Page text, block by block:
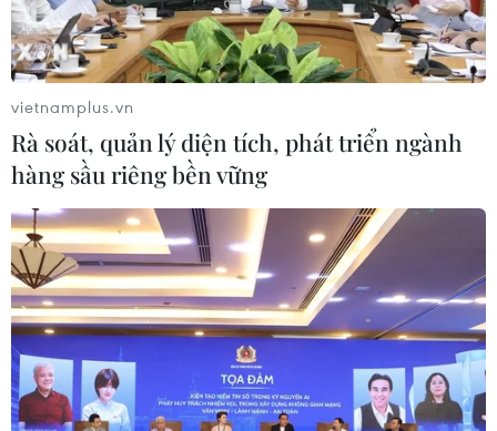
chính phủ Mỹ gần đây tại sân bay quốc tế Hamid
Karzai ở Afghanistan.
vietnamplus.vn
Rà soát, quản lý diện tích, phát triển ngành
hàng sầu riêng bền vững